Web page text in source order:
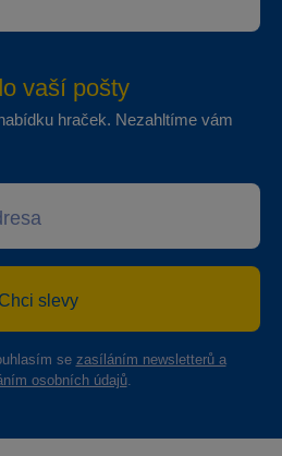
vaší pošty
hraček. Nezahltíme vám
Chci slevy
se zasíláním newsletterů a
osobních údajů.